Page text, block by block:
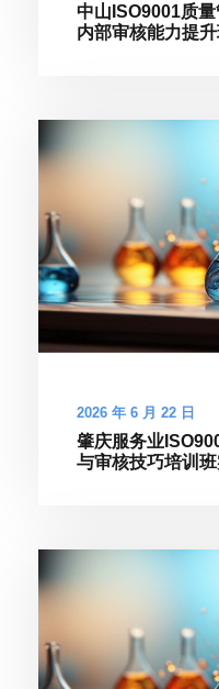
中山ISO9001质
内部审核能力提
2026 年 6 月 22 日
肇庆服务业
与审核技巧培训